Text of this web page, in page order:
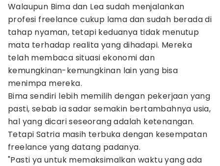
Walaupun Bima dan Lea sudah menjalankan
profesi freelance cukup lama dan sudah berada di
tahap nyaman, tetapi keduanya tidak menutup
mata terhadap realita yang dihadapi. Mereka
telah membaca situasi ekonomi dan
kemungkinan-kemungkinan lain yang bisa
menimpa mereka.
Bima sendiri lebih memilih dengan pekerjaan yang
pasti, sebab ia sadar semakin bertambahnya usia,
hal yang dicari seseorang adalah ketenangan.
Tetapi Satria masih terbuka dengan kesempatan
freelance yang datang padanya.
"Pasti ya untuk memaksimalkan waktu yang ada